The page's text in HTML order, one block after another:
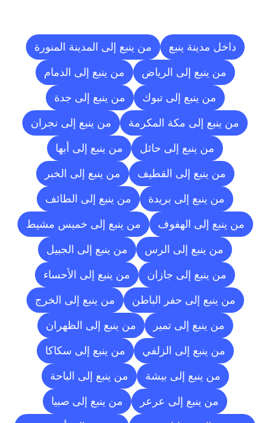
داخل مدينة ينبع من ينبع إلى المدينة المنورة
من ينبع إلى الرياض من ينبع إلى الدمام
من ينبع إلى تبوك من ينبع إلى جدة
من ينبع إلى مكة المكرمة من ينبع إلى نجران
من ينبع إلى حائل من ينبع إلى أبها
من ينبع إلى القطيف من ينبع إلى الخبر
من ينبع إلى بريدة من ينبع إلى الطائف
من ينبع إلى الهفوف من ينبع إلى خميس مشيط
من ينبع إلى الرس من ينبع إلى الجبيل
من ينبع إلى جازان من ينبع إلى الأحساء
من ينبع إلى حفر الباطن من ينبع إلى الخرج
من ينبع إلى تمير من ينبع إلى الظهران
من ينبع إلى الزلفي من ينبع إلى سكاكا
من ينبع إلى بيشة من ينبع إلى الباحة
من ينبع إلى عرعر من ينبع إلى صبيا